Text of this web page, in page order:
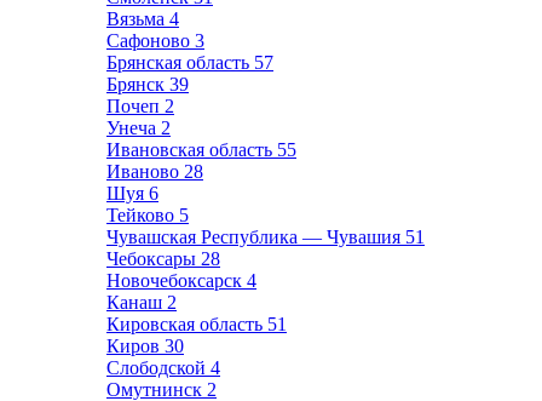
Вязьма 4
Сафоново 3
Брянская область 57
Брянск 39
Почеп 2
Унеча 2
Ивановская область 55
Иваново 28
Шуя 6
Тейково 5
Чувашская Республика — Чувашия 51
Чебоксары 28
Новочебоксарск 4
Канаш 2
Кировская область 51
Киров 30
Слободской 4
Омутнинск 2